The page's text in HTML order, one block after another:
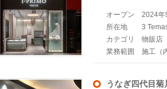
オープン
2024年
所在地
3
カテゴリ
物販店
業務範囲
施工（
うなぎ四代目